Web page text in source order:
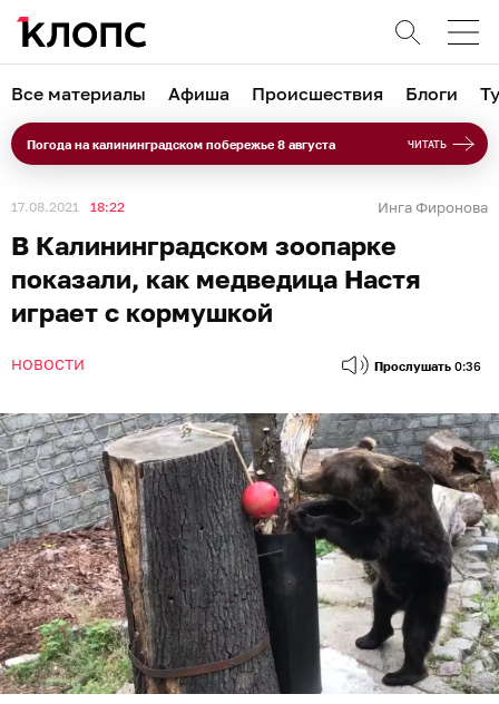
Все материалы Афиша Происшествия Блоги
Погода на калининградском побережье 8 августа ЧИТАТЬ
17.08.2021 18:22 Инга Фиронова
В Калининградском зоопарке
показали, как медведица Настя
играет с кормушкой
НОВОСТИ Прослушать 0:36